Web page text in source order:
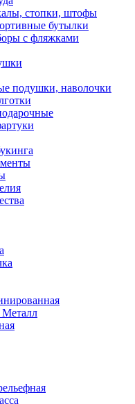
стопки, штофы
бутылки
с фляжками
подушки, наволочки
Металл